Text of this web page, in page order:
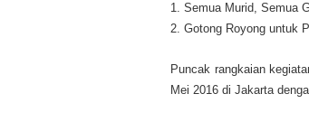
1. Semua Murid, Semua
2. Gotong Royong untuk
Puncak rangkaian
Mei 2016 di Jakarta